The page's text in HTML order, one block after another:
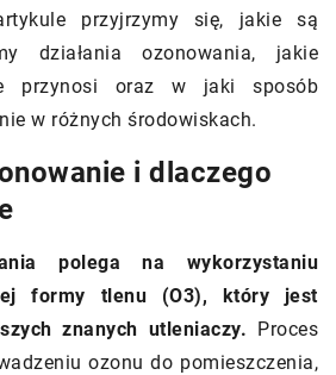
przyjrzymy się, jakie są
działania ozonowania, jakie
przynosi oraz w jaki sposób
w różnych środowiskach.
i dlaczego
polega na wykorzystaniu
formy tlenu (O3), który jest
znanych utleniaczy. Proces
ozonu do pomieszczenia,